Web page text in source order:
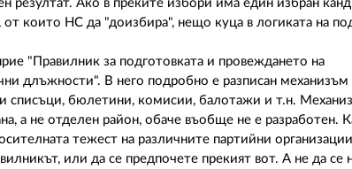
Ако в преките избори има един избран
които НС да "доизбира", нещо куца в логиката на
"Правилник за подготовката и провеждането на
длъжности". В него подробно е разписан механизъм
списъци, бюлетини, комисии, балотажи и т.н.
а не отделен район, обаче въобще не е разработен.
тежест на различните партийни
или да се предпочете прекият вот. А не да се